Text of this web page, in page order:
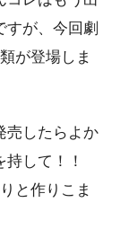
が、今回劇
が登場しま
売したらよか
持して！！
と作りこま